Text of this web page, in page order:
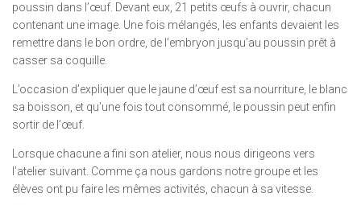
poussin dans l’œuf. Devant eux, 21 petits œufs à ouvrir, chacun
contenant une image. Une fois mélangés, les enfants devaient les
remettre dans le bon ordre, de l’embryon jusqu’au poussin prêt à
casser sa coquille.
L’occasion d’expliquer que le jaune d’œuf est sa nourriture, le blanc
sa boisson, et qu’une fois tout consommé, le poussin peut enfin
sortir de l’œuf.
Lorsque chacune a fini son atelier, nous nous dirigeons vers
l’atelier suivant. Comme ça nous gardons notre groupe et les
élèves ont pu faire les mêmes activités, chacun à sa vitesse.